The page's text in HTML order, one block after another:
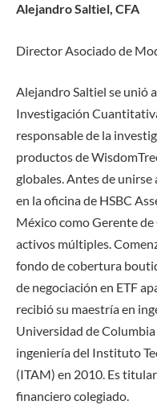
Alejandro Saltiel, CFA
Director Asociado de
Alejandro Saltiel se unió
Investigación
responsable de la
productos de
globales. Antes de
en la oficina de HSBC
México como Gerente
activos múltiples.
fondo de cobertura
de negociación en ETF
recibió su maestría en
Universidad de
ingeniería del Instituto
(ITAM) en 2010. Es
financiero colegiado.